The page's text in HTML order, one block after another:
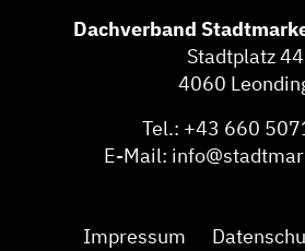
Dachverband
Stadtplatz 44
4060
Tel.: +43 660
E-Mail:
Impressum